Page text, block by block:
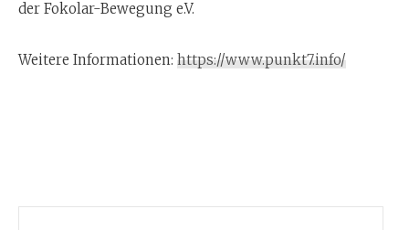
der Fokolar-Bewegung e.V.
Weitere Informationen: https://www.punkt7.info/